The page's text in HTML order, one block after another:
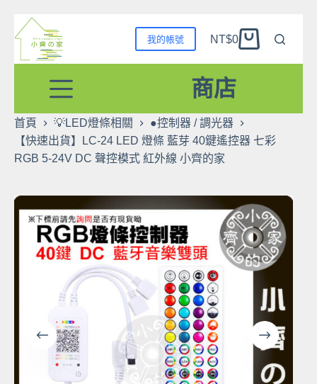
至
主
容
我的帳號
購
物
車
NT$0
商店
首頁 💡LED燈條相關
●控制器 / 調光器
【快速出貨】LC-24 LED 燈條 藍芽 40鍵遙控器 七彩
RGB 5-24V DC 聲控模式 紅外線 小齊的家